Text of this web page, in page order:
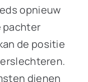
opnieuw
pachter
de positie
dienen